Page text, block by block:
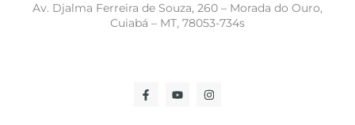
Av. Djalma Ferreira de Souza, 260 – Morada do Ouro,
Cuiabá – MT, 78053-734s